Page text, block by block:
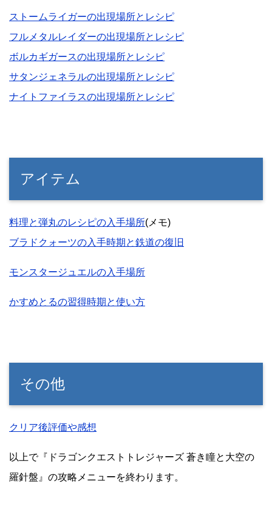
ストームライガーの出現場所とレシピ
フルメタルレイダーの出現場所とレシピ
ボルカギガースの出現場所とレシピ
サタンジェネラルの出現場所とレシピ
ナイトファイラスの出現場所とレシピ
アイテム
料理と弾丸のレシピの入手場所(メモ)
ブラドクォーツの入手時期と鉄道の復旧
モンスタージュエルの入手場所
かすめとるの習得時期と使い方
その他
クリア後評価や感想
以上で『ドラゴンクエストトレジャーズ 蒼き瞳と大空の
羅針盤』の攻略メニューを終わります。